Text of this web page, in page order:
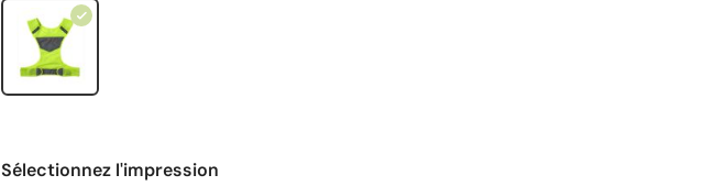
Sélectionnez l'impression